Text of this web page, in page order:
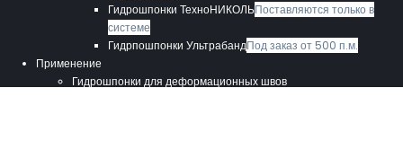
Гидрошпонки ТехноНИКОЛЬПоставляются только в
системе
Гидрпошпонки УльтрабандПод заказ от 500 п.м.
Применение
Гидрошпонки для деформационных швов